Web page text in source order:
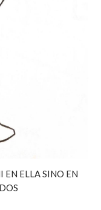
EN ELLA SINO EN